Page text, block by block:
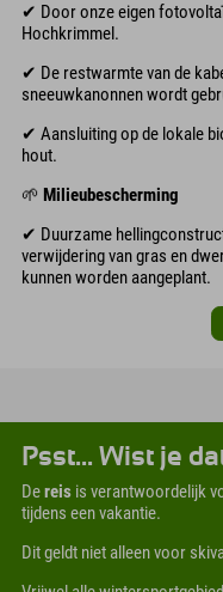
✔ Door onze eigen
Hochkrimmel.
✔ De restwarmte van de
sneeuwkanonnen wordt
✔ Aansluiting op de lokale
hout.
🌱 Milieubescherming
✔ Duurzame
verwijdering van gras en
kunnen worden aangeplant.
Psst... Wist je
Dereis is verantwoordelijk
tijdens een vakantie.
Dit geldt niet alleen voor